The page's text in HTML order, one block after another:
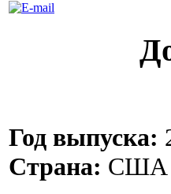
Год выпуска:
Страна: США